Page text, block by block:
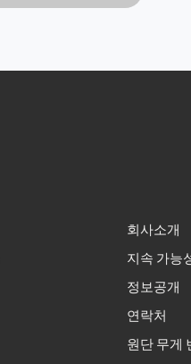
회사소개
지속 가능
정보공개
연락처
원단 무게